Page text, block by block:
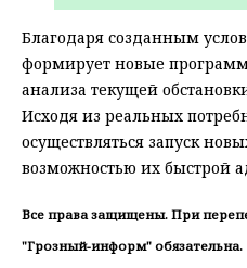
Благодаря созданным
формирует новые
анализа текущей
Исходя из реальных
осуществляться запуск
возможностью их быстрой
Все права защищены. При
"Грозный-информ" обязательна.